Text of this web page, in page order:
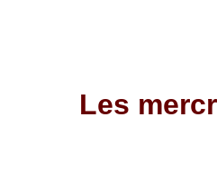
Les